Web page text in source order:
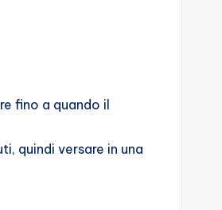
fino a quando il
quindi versare in una